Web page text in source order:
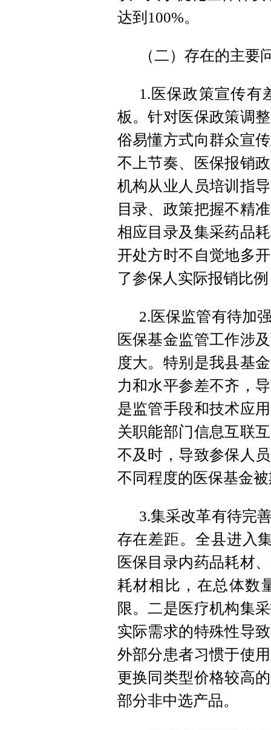
达到100%。
（二）存在的主要
1.医保政策宣传有
板。针对医保政策调
俗易懂方式向群众宣
不上节奏、医保报销
机构从业人员培训指
目录、政策把握不精
相应目录及集采药品
开处方时不自觉地多
了参保人实际报销比
2.医保监管有待加
医保基金监管工作涉
度大。特别是我县基
力和水平参差不齐，
是监管手段和技术应
关职能部门信息互联
不及时，导致参保人
不同程度的医保基金
3.集采改革有待完
存在差距。全县进入
医保目录内药品耗材
耗材相比，在总体数
限。二是医疗机构集
实际需求的特殊性导
外部分患者习惯于使
更换同类型价格较高
部分非中选产品。